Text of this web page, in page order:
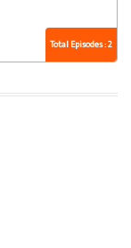
Total Episodes : 2